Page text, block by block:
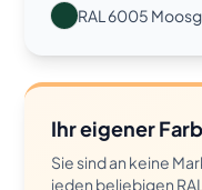
RAL 6005
Ihr eigener
Sie sind an keine
jeden beliebigen